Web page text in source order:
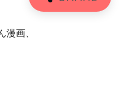
漫画、